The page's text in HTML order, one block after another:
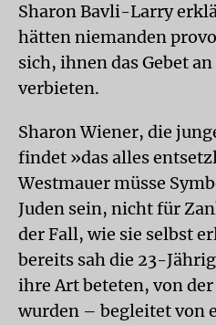
Sharon Bavli-Larry
hätten niemanden
sich, ihnen das Gebet
verbieten.
Sharon Wiener, die
findet »das alles
Westmauer müsse
Juden sein, nicht für
der Fall, wie sie selbst
bereits sah die 23-
ihre Art beteten, von
wurden – begleitet von